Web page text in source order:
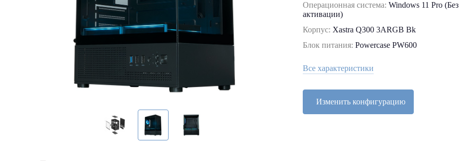
Операционная система:Windows 11 Pro (Без
активации)
Корпус: Xastra Q300 3ARGB Bk
Блок питания:Powercase PW600
Все характеристики
Изменить конфигурацию